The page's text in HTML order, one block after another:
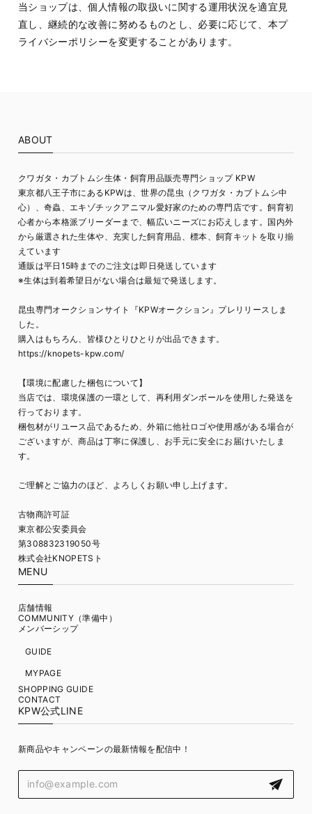
当ショップは、個人情報の取扱いに関する運用状況を適宜見
直し、継続的な改善に努めるものとし、必要に応じて、本プ
ライバシーポリシーを変更することがあります。
ABOUT
クワガタ・カブトムシ生体・飼育用品販売専門ショップ KPW
東京都八王子市にあるKPWは、世界の昆虫（クワガタ・カブトムシ中
心）、奇蟲、エキゾチックアニマル愛好家のための専門店です。飼育初
心者から本格派ブリーダーまで、幅広いニーズにお応えします。国内外
から厳選された生体や、充実した飼育用品、標本、飼育キットを取り揃
えています
通販は平日15時までのご注文は即日発送しています
※生体は到着希望日がない場合は最短で発送します。
昆虫専門オークションサイト『KPWオークション』プレリリースしま
した。
購入はもちろん、皆様ひとりひとりが出品できます。
https://knopets-kpw.com/
【環境に配慮した梱包について】
当店では、環境保護の一環として、再利用ダンボールを使用した発送を
行っております。
梱包材がリユース品であるため、外箱に他社ロゴや使用感がある場合が
ございますが、商品は丁寧に保護し、お手元に安全にお届けいたしま
す。
ご理解とご協力のほど、よろしくお願い申し上げます。
古物商許可証
東京都公安委員会
第308832319050号
株式会社KNOPETSト
MENU
店舗情報
COMMUNITY（準備中）
メンバーシップ
GUIDE
MYPAGE
SHOPPING GUIDE
CONTACT
KPW公式LINE
新商品やキャンペーンの最新情報を配信中！